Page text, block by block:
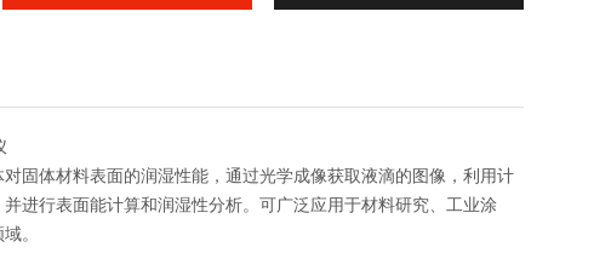
固体材料表面的润湿性能，通过光学成像获取液滴的图像，利用计
进行表面能计算和润湿性分析。可广泛应用于材料研究、工业涂
。